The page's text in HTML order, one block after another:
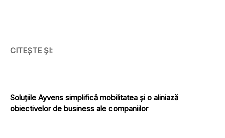
CITEȘTE ȘI:
Soluțiile Ayvens simplifică mobilitatea și o aliniază
obiectivelor de business ale companiilor